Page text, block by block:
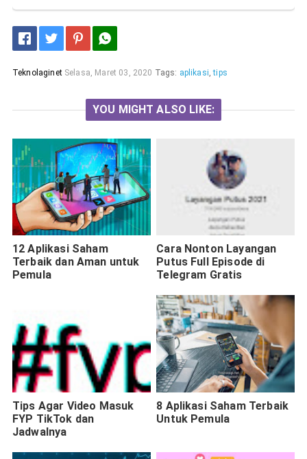
Teknolaginet Selasa, Maret 03, 2020 Tags: aplikasi,tips
YOU MIGHT ALSO LIKE:
12 Aplikasi Saham
Terbaik dan Aman untuk
Pemula
Cara Nonton Layangan
Putus Full Episode di
Telegram Gratis
Tips Agar Video Masuk
FYP TikTok dan
Jadwalnya
8 Aplikasi Saham Terbaik
Untuk Pemula